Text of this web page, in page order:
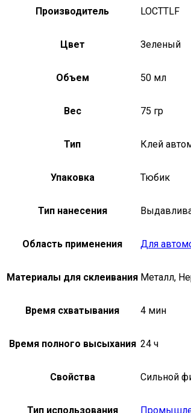
Производитель LOCTTLF
Цвет Зеленый
Объем 50 мл
Вес 75 гр
Тип Клей
Упаковка Тюбик
Тип нанесения
Область применения Для
Материалы для склеивания Металл,
Время схватывания 4 мин
Время полного высыхания 24 ч
Свойства Сильной
Тип использования